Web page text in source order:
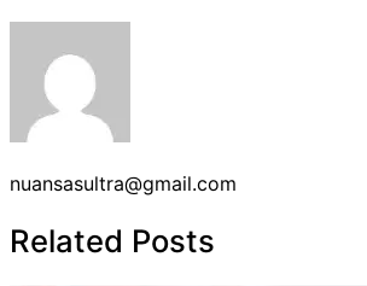
nuansasultra@gmail.com
Related Posts